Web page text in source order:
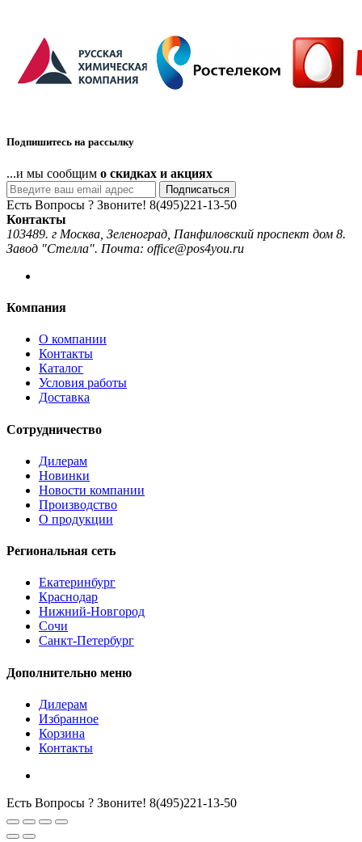
Подпишитесь на рассылку
...и мы сообщим о скидках и акциях
Подписаться
Есть Вопросы ? Звоните! 8(495)221-13-50
Контакты
103489. г Москва, Зеленоград, Панфиловский проспект дом 8.
Завод "Стелла". Почта: office@pos4you.ru
Компания
О компании
Контакты
Каталог
Условия работы
Доставка
Сотрудничество
Дилерам
Новинки
Новости компании
Производство
О продукции
Региональная сеть
Екатеринбург
Краснодар
Нижний-Новгород
Сочи
Санкт-Петербург
Дополнительно меню
Дилерам
Избранное
Корзина
Контакты
Есть Вопросы ? Звоните! 8(495)221-13-50